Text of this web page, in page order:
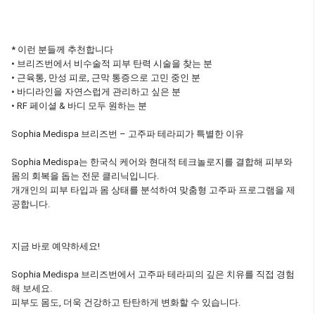
* 이런 분들께 추천합니다
• 브리즈번에서 비수술적 피부 탄력 시술을 찾는 분
• 근육통, 만성 피로, 근막 통증으로 고민 중인 분
• 바디라인을 자연스럽게 관리하고 싶은 분
• RF 페이셜 & 바디 모두 원하는 분
Sophia Medispa 브리즈번 – 고주파 테라피가 특별한 이유
Sophia Medispa는 한국식 케어와 현대적 테크놀로지를 결합해 피부와
몸의 회복을 돕는 전문 클리닉입니다.
개개인의 피부 타입과 몸 상태를 분석하여 맞춤형 고주파 프로그램을 제
공합니다.
지금 바로 예약하세요!
Sophia Medispa 브리즈번에서 고주파 테라피의 깊은 치유를 직접 경험
해 보세요.
피부도 몸도, 더욱 건강하고 탄탄하게 변화할 수 있습니다.